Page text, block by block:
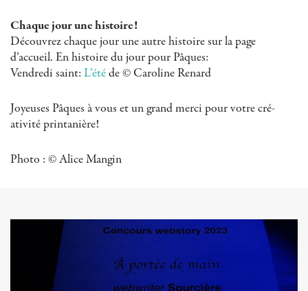
Chaque jour une histoire!
Découvrez chaque jour une autre histoire sur la page
d’accueil. En histoire du jour pour Pâques:
Vendredi saint: L’étéde © Caroline Renard
Joyeuses Pâques à vous et un grand merci pour votre cré-
ativité printanière!
Photo : © Alice Mangin